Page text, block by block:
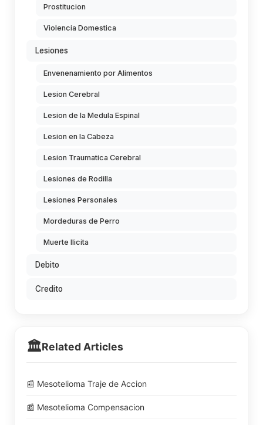
Prostitucion
Violencia Domestica
Lesiones
Envenenamiento por Alimentos
Lesion Cerebral
Lesion de la Medula Espinal
Lesion en la Cabeza
Lesion Traumatica Cerebral
Lesiones de Rodilla
Lesiones Personales
Mordeduras de Perro
Muerte Ilicita
Debito
Credito
🏛️Related Articles
📰 Mesotelioma Traje de Accion
📰 Mesotelioma Compensacion